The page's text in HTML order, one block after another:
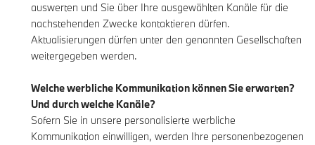
auswerten und Sie über Ihre ausgewählten Kanäle für die
nachstehenden Zwecke kontaktieren dürfen.
Aktualisierungen dürfen unter den genannten Gesellschaften
weitergegeben werden.
Welche werbliche Kommunikation können Sie erwarten?
Und durch welche Kanäle?
Sofern Sie in unsere personalisierte werbliche
Kommunikation einwilligen, werden Ihre personenbezogenen